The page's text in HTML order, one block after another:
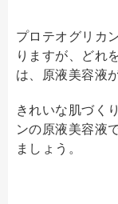
プロテオグリカ
りますが、どれ
は、原液美容液
きれいな肌づく
ンの原液美容液
ましょう。